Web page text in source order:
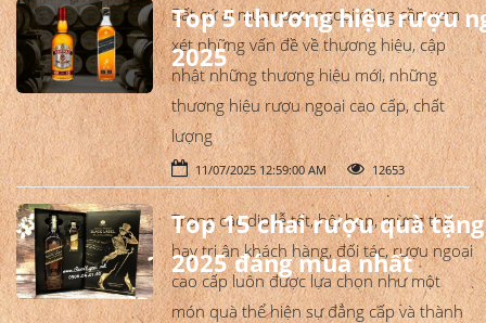
Top 5 thương hiệu rượu
2025
Bất cứ ai mua rượu ngoại cũng cần xem
xét những vấn đề về thương hiệu, cập
nhật những thương hiệu mới, những
thương hiệu rượu ngoại cao cấp, chất
lượng
11/07/2025 12:59:00 AM 12653
Top 15 chai rượu quà
2025 đáng mua nhất
Trong các dịp lễ tết, hội họp, mừng thọ
hay tri ân khách hàng, đối tác, rượu ngoại
cao cấp luôn được lựa chọn như một
món quà thể hiện sự đẳng cấp và thành